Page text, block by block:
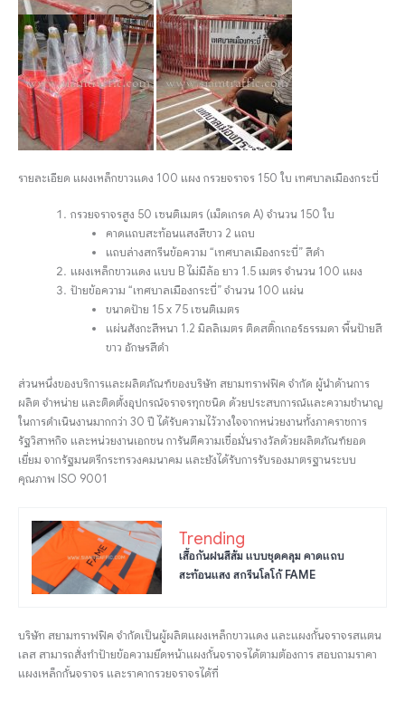
รายละเอียด แผงเหล็กขาวแดง 100 แผง กรวยจราจร 150 ใบ เทศบาลเมืองกระบี่
กรวยจราจรสูง 50 เซนติเมตร (เม็ดเกรด A) จำนวน 150 ใบ
คาดแถบสะท้อนแสงสีขาว 2 แถบ
แถบล่างสกรีนข้อความ “เทศบาลเมืองกระบี่” สีดำ
แผงเหล็กขาวแดง แบบ B ไม่มีล้อ ยาว 1.5 เมตร จำนวน 100 แผง
ป้ายข้อความ “เทศบาลเมืองกระบี่” จำนวน 100 แผ่น
ขนาดป้าย 15 x 75 เซนติเมตร
แผ่นสังกะสีหนา 1.2 มิลลิเมตร ติดสติ๊กเกอร์ธรรมดา พื้นป้ายสี
ขาว อักษรสีดำ
ส่วนหนึ่งของบริการและผลิตภัณฑ์ของบริษัท สยามทราฟฟิค จำกัด ผู้นำด้านการ
ผลิต จำหน่าย และติดตั้งอุปกรณ์จราจรทุกชนิด ด้วยประสบการณ์และความชำนาญ
ในการดำเนินงานมากกว่า 30 ปี ได้รับความไว้วางใจจากหน่วยงานทั้งภาคราชการ
รัฐวิสาหกิจ และหน่วยงานเอกชน การันตีความเชื่อมั่นรางวัลด้วยผลิตภัณฑ์ยอด
เยี่ยม จากรัฐมนตรีกระทรวงคมนาคม และยังได้รับการรับรองมาตรฐานระบบ
คุณภาพ ISO 9001
Trending
เสื้อกันฝนสีส้ม แบบชุดคลุม คาดแถบ
สะท้อนแสง สกรีนโลโก้ FAME
บริษัท สยามทราฟฟิค จำกัดเป็นผู้ผลิตแผงเหล็กขาวแดง และแผงกั้นจราจรสแตน
เลส สามารถสั่งทำป้ายข้อความยึดหน้าแผงกั้นจราจรได้ตามต้องการ สอบถามราคา
แผงเหล็กกั้นจราจร และราคากรวยจราจรได้ที่